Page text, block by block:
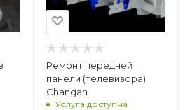
Ремонт передней
панели (телевизора)
Changan
Услуга доступна